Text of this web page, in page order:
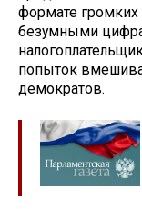
формате громких
безумными
попыток
демократов.